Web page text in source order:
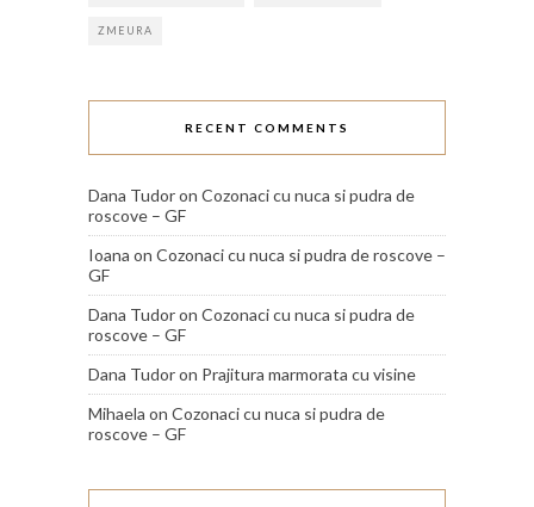
ZMEURA
RECENT COMMENTS
Dana Tudoron Cozonaci cu nuca si pudra de
roscove – GF
Ioana on Cozonaci cu nuca si pudra de roscove –
GF
Dana Tudoron Cozonaci cu nuca si pudra de
roscove – GF
Dana Tudoron Prajitura marmorata cu visine
Mihaela on Cozonaci cu nuca si pudra de
roscove – GF